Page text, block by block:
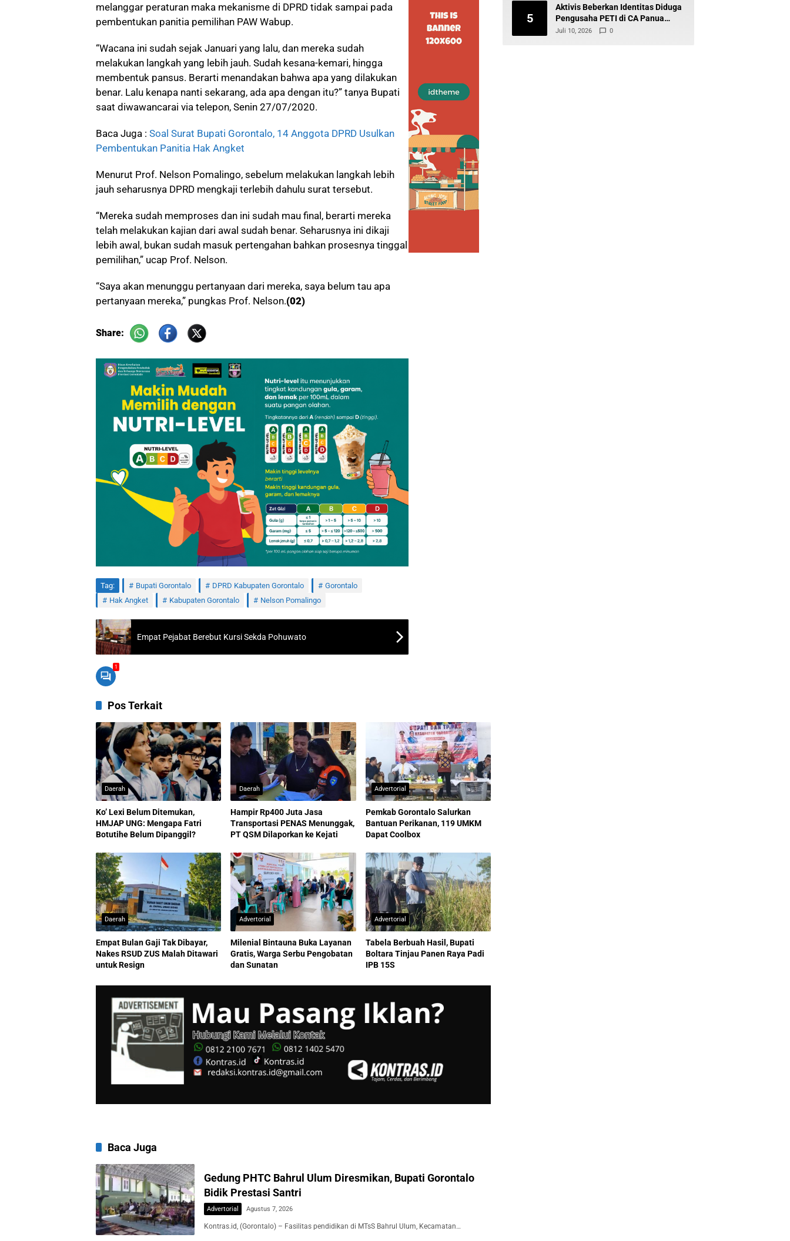
melanggar peraturan maka mekanisme di DPRD tidak sampai pada
pembentukan panitia pemilihan PAW Wabup.
“Wacana ini sudah sejak Januari yang lalu, dan mereka sudah
melakukan langkah yang lebih jauh. Sudah kesana-kemari, hingga
membentuk pansus. Berarti menandakan bahwa apa yang dilakukan
benar. Lalu kenapa nanti sekarang, ada apa dengan itu?” tanya Bupati
saat diwawancarai via telepon, Senin 27/07/2020.
Baca Juga : Soal Surat Bupati Gorontalo, 14 Anggota DPRD Usulkan
Pembentukan Panitia Hak Angket
Menurut Prof. Nelson Pomalingo, sebelum melakukan langkah lebih
jauh seharusnya DPRD mengkaji terlebih dahulu surat tersebut.
“Mereka sudah memproses dan ini sudah mau final, berarti mereka
telah melakukan kajian dari awal sudah benar. Seharusnya ini dikaji
lebih awal, bukan sudah masuk pertengahan bahkan prosesnya tinggal
pemilihan,” ucap Prof. Nelson.
“Saya akan menunggu pertanyaan dari mereka, saya belum tau apa
pertanyaan mereka,” pungkas Prof. Nelson.(02)
Share:
Tag: Bupati Gorontalo DPRD Kabupaten Gorontalo
Gorontalo
Hak Angket
Kabupaten Gorontalo Nelson Pomalingo
Empat Pejabat Berebut Kursi Sekda Pohuwato
1
Pos Terkait
Daerah
Ko’ Lexi Belum Ditemukan,
HMJAP UNG: Mengapa Fatri
Botutihe Belum Dipanggil?
Daerah
Hampir Rp400 Juta Jasa
Transportasi PENAS Menunggak,
PT QSM Dilaporkan ke Kejati
Advertorial
Pemkab Gorontalo Salurkan
Bantuan Perikanan, 119 UMKM
Dapat Coolbox
Daerah
Empat Bulan Gaji Tak Dibayar,
Nakes RSUD ZUS Malah Ditawari
untuk Resign
Advertorial
Milenial Bintauna Buka Layanan
Gratis, Warga Serbu Pengobatan
dan Sunatan
Advertorial
Tabela Berbuah Hasil, Bupati
Boltara Tinjau Panen Raya Padi
IPB 15S
Baca Juga
Gedung PHTC Bahrul Ulum Diresmikan, Bupati Gorontalo
Bidik Prestasi Santri
Advertorial Agustus 7, 2026
Kontras.id, (Gorontalo) – Fasilitas pendidikan di MTsS Bahrul Ulum, Kecamatan…
5
Aktivis Beberkan Identitas Diduga
Pengusaha PETI di CA Panua
Gunung Polutube Desa Balayo
Juli 10, 2026 0